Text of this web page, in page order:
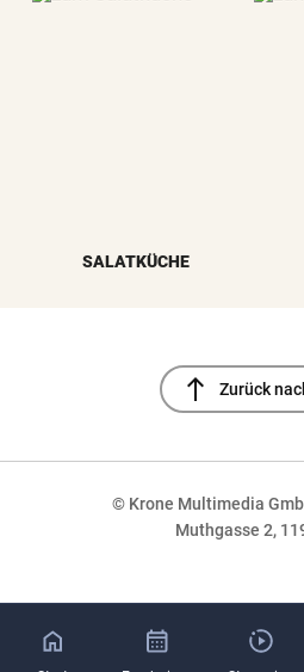
SALATKÜCHE
north Zurück
© Krone Multimedia
Muthgasse 2,
NaN%